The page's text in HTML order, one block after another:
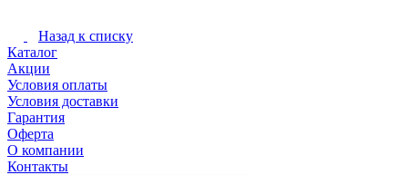
Назад к списку
Каталог
Акции
Условия оплаты
Условия доставки
Гарантия
Оферта
О компании
Контакты